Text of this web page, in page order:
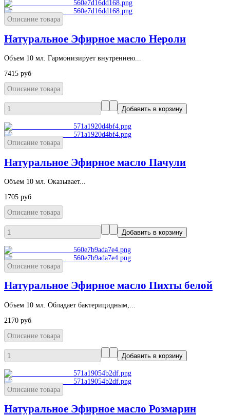
Описание товара
Натуральное Эфирное масло Нероли
Объем 10 мл. Гармонизирует внутреннею...
7415 руб
Описание товара
Описание товара
Натуральное Эфирное масло Пачули
Объем 10 мл. Оказывает...
1705 руб
Описание товара
Описание товара
Натуральное Эфирное масло Пихты белой
Объем 10 мл. Обладает бактерицидным,...
2170 руб
Описание товара
Описание товара
Натуральное Эфирное масло Розмарин